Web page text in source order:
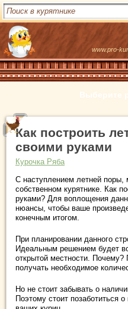
www.pro-
Выберите
Как построить
своими руками
Курочка Ряба
С наступлением летней поры,
собственном курятнике. Как
руками? Для воплощения
нюансы, чтобы ваше
конечным итогом.
При планировании данного
Идеальным решением будет
открытой местности. Почему?
получать необходимое
Но не стоит забывать о
Поэтому стоит позаботиться